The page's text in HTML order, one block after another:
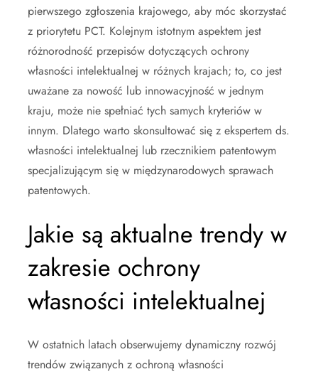
pierwszego zgłoszenia krajowego, aby móc skorzystać
z priorytetu PCT. Kolejnym istotnym aspektem jest
różnorodność przepisów dotyczących ochrony
własności intelektualnej w różnych krajach; to, co jest
uważane za nowość lub innowacyjność w jednym
kraju, może nie spełniać tych samych kryteriów w
innym. Dlatego warto skonsultować się z ekspertem ds.
własności intelektualnej lub rzecznikiem patentowym
specjalizującym się w międzynarodowych sprawach
patentowych.
Jakie są aktualne trendy w
zakresie ochrony
własności intelektualnej
W ostatnich latach obserwujemy dynamiczny rozwój
trendów związanych z ochroną własności